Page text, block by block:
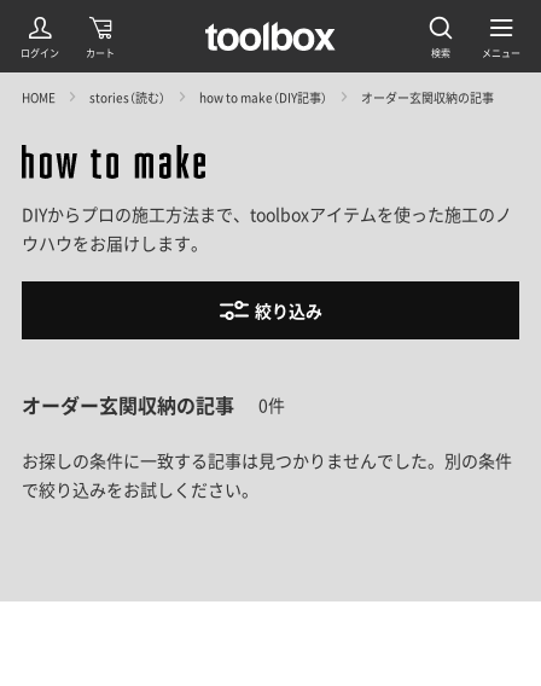
HOME stories（読む） how to make（DIY記事） オーダー玄関収納の記事
DIYからプロの施工方法まで、toolboxアイテムを使った施工のノ
ウハウをお届けします。
絞り込み
オーダー玄関収納の記事 0件
お探しの条件に一致する記事は見つかりませんでした。 別の条件
で絞り込みをお試しください。